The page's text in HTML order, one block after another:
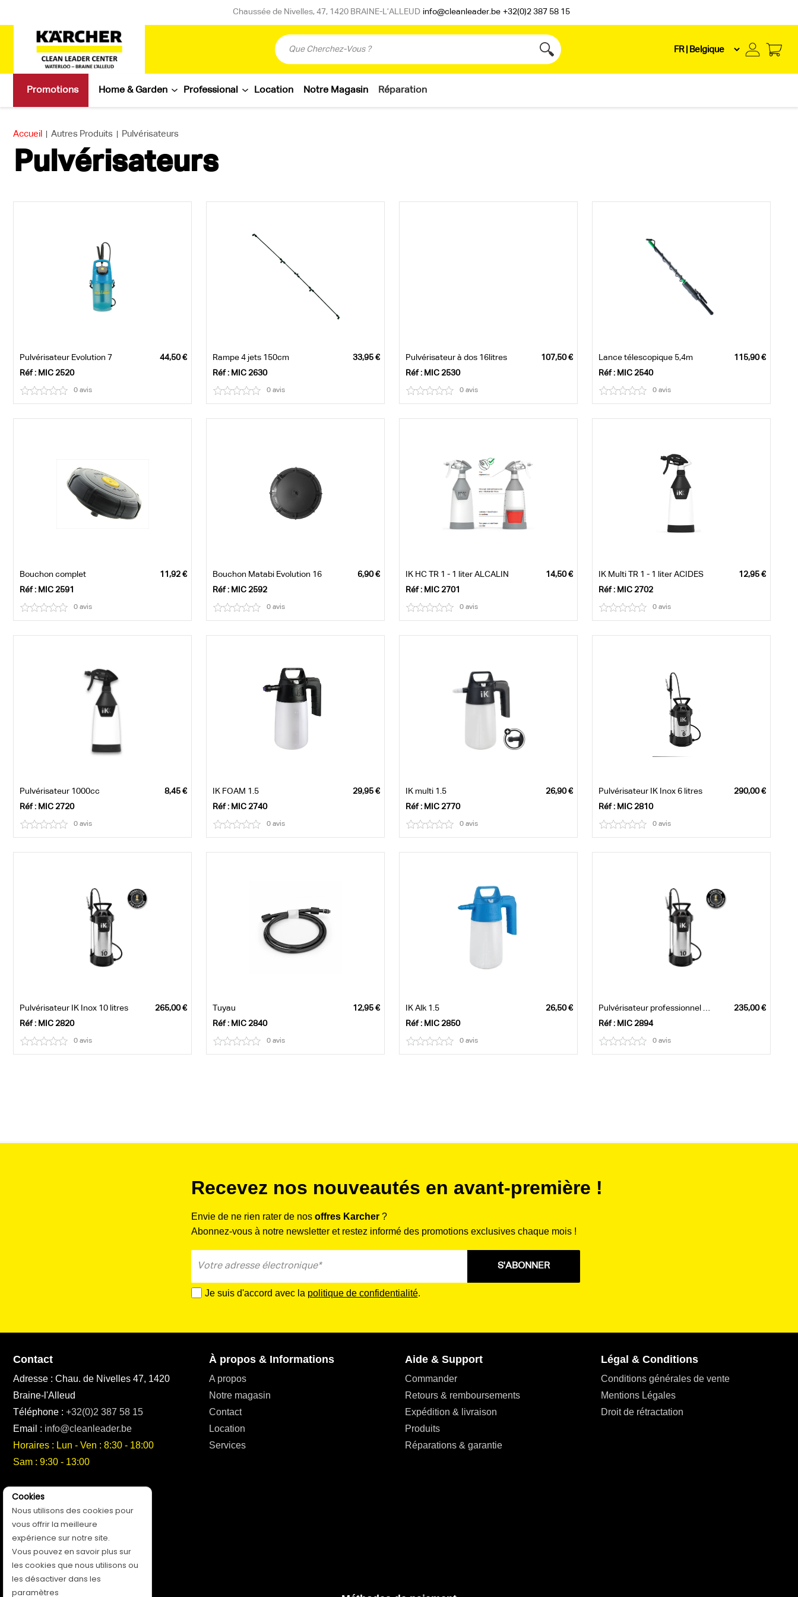
Chaussée de Nivelles, 47, 1420 BRAINE-L’ALLEUD info@cleanleader.be +32(0)2 387 58 15
Accueil Autres Produits Pulvérisateurs
Pulvérisateurs
Pulvérisateur Evolution 7
Réf : MIC 2520
0 avis
Rampe 4 jets 150cm
Réf : MIC 2630
0 avis
Pulvérisateur à dos 16litres
Réf : MIC 2530
0 avis
Lance télescopique 5,4m
Réf : MIC 2540
0 avis
Bouchon complet
Réf : MIC 2591
0 avis
Bouchon Matabi Evolution 16
Réf : MIC 2592
0 avis
IK HC TR 1 - 1 liter ALCALIN
Réf : MIC 2701
0 avis
IK Multi TR 1 - 1 liter ACIDES
Réf : MIC 2702
0 avis
Pulvérisateur 1000cc
Réf : MIC 2720
0 avis
IK FOAM 1.5
Réf : MIC 2740
0 avis
IK multi 1.5
Réf : MIC 2770
0 avis
Pulvérisateur IK Inox 6 litres
Réf : MIC 2810
0 avis
Pulvérisateur IK Inox 10 litres
Réf : MIC 2820
0 avis
Tuyau
Réf : MIC 2840
0 avis
IK Alk 1.5
Réf : MIC 2850
0 avis
Pulvérisateur professionnel IK INOX 10
Réf : MIC 2894
0 avis
Cookies
Nous utilisons des cookies pour
vous offrir la meilleure
expérience sur notre site.
Vous pouvez en savoir plus sur
les cookies que nous utilisons ou
les désactiver dans les
paramètres
Recevez nos nouveautés en avant-première !
Envie de ne rien rater de nos offres Karcher ?
Abonnez-vous à notre newsletter et restez informé des promotions exclusives chaque mois !
S'ABONNER
Je suis d'accord avec la politique de confidentialité.
Contact
Adresse : Chau. de Nivelles 47, 1420
Braine-l'Alleud
Téléphone : +32(0)2 387 58 15
Email : info@cleanleader.be
Horaires : Lun - Ven : 8:30 - 18:00
Sam : 9:30 - 13:00
À propos & Informations
A propos
Notre magasin
Contact
Location
Services
Aide & Support
Commander
Retours & remboursements
Expédition & livraison
Produits
Réparations & garantie
Légal & Conditions
Conditions générales de vente
Mentions Légales
Droit de rétractation
Suivez-nous!
Promotions Home & Garden Professional Location Notre Magasin Réparation